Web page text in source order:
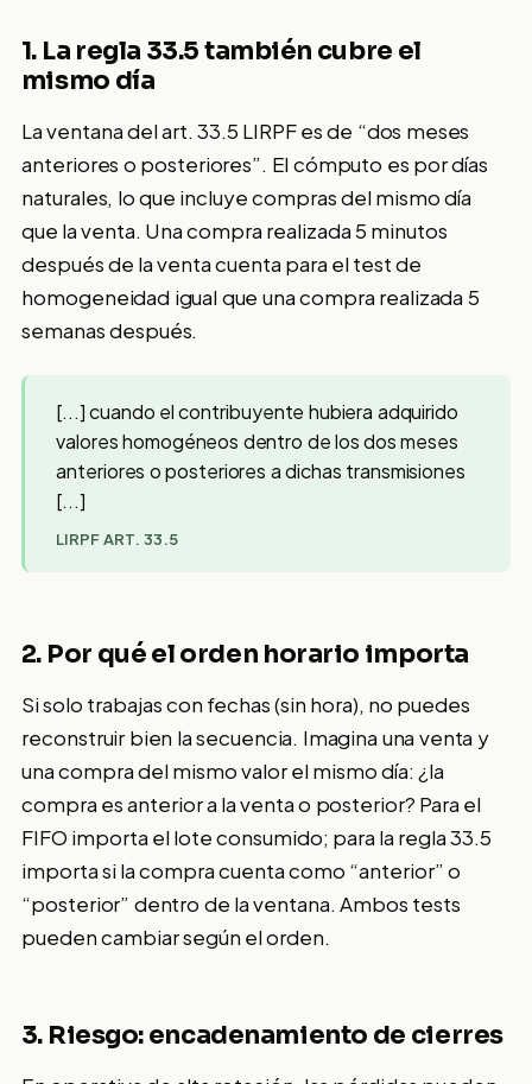
1. La regla 33.5 también cubre el
mismo día
La ventana del art. 33.5 LIRPF es de “dos meses
anteriores o posteriores”. El cómputo es por días
naturales, lo que incluye compras del mismo día
que la venta. Una compra realizada 5 minutos
después de la venta cuenta para el test de
homogeneidad igual que una compra realizada 5
semanas después.
[...] cuando el contribuyente hubiera adquirido
valores homogéneos dentro de los dos meses
anteriores o posteriores a dichas transmisiones
[...]
LIRPF ART. 33.5
2. Por qué el orden horario importa
Si solo trabajas con fechas (sin hora), no puedes
reconstruir bien la secuencia. Imagina una venta y
una compra del mismo valor el mismo día: ¿la
compra es anterior a la venta o posterior? Para el
FIFO importa el lote consumido; para la regla 33.5
importa si la compra cuenta como “anterior” o
“posterior” dentro de la ventana. Ambos tests
pueden cambiar según el orden.
3. Riesgo: encadenamiento de cierres